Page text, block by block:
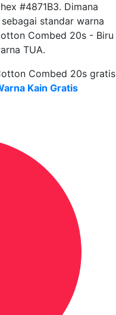
#4871B3. Dimana
standar warna
Combed 20s - Biru
TUA.
Combed 20s gratis
Kain Gratis